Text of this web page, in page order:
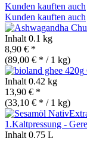
Kunden kauften auch
Kunden kauften auch
Inhalt 0.1 kg
8,90 € *
(89,00 € * / 1 kg)
Inhalt 0.42 kg
13,90 € *
(33,10 € * / 1 kg)
1.Kaltpressung -
Inhalt 0.75 L